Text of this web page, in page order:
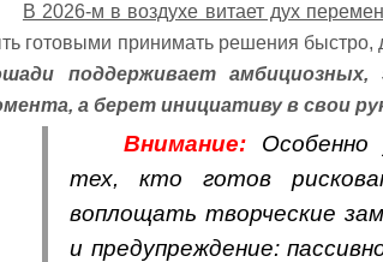
В 2026-м в воздухе витает дух
готовыми принимать решения быстро,
поддерживает
а берет инициативу в свои
Внимание:
тех, кто готов
воплощать творческие
и предупреждение: